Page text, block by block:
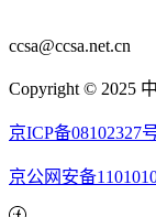
ccsa@ccsa.net.cn
Copyright © 2025
京ICP备08102327
京公网安备